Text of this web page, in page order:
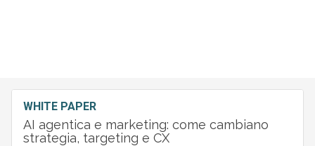
WHITE PAPER
AI agentica e marketing: come cambiano
strategia, targeting e CX